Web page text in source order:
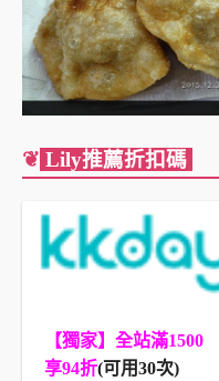
❦ Lily推薦折扣碼
【獨家】全站滿1500
享94折(可用30次)